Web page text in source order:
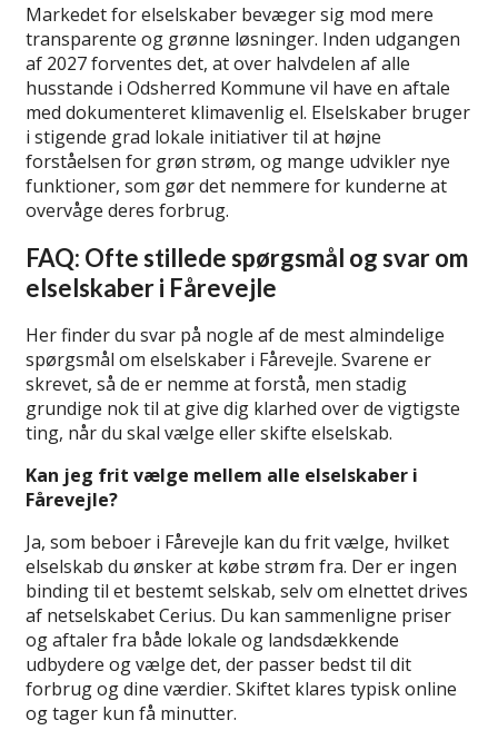
Markedet for elselskaber bevæger sig mod mere
transparente og grønne løsninger. Inden udgangen
af 2027 forventes det, at over halvdelen af alle
husstande i Odsherred Kommune vil have en aftale
med dokumenteret klimavenlig el. Elselskaber bruger
i stigende grad lokale initiativer til at højne
forståelsen for grøn strøm, og mange udvikler nye
funktioner, som gør det nemmere for kunderne at
overvåge deres forbrug.
FAQ: Ofte stillede spørgsmål og svar om
elselskaber i Fårevejle
Her finder du svar på nogle af de mest almindelige
spørgsmål om elselskaber i Fårevejle. Svarene er
skrevet, så de er nemme at forstå, men stadig
grundige nok til at give dig klarhed over de vigtigste
ting, når du skal vælge eller skifte elselskab.
Kan jeg frit vælge mellem alle elselskaber i
Fårevejle?
Ja, som beboer i Fårevejle kan du frit vælge, hvilket
elselskab du ønsker at købe strøm fra. Der er ingen
binding til et bestemt selskab, selv om elnettet drives
af netselskabet Cerius. Du kan sammenligne priser
og aftaler fra både lokale og landsdækkende
udbydere og vælge det, der passer bedst til dit
forbrug og dine værdier. Skiftet klares typisk online
og tager kun få minutter.